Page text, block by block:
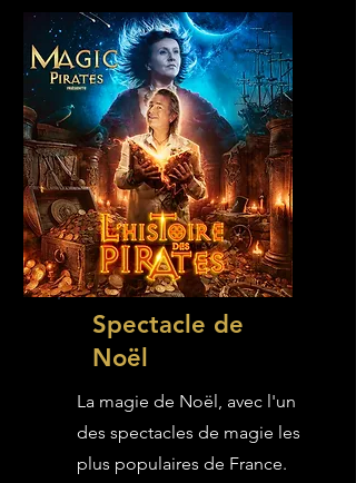
Spectacle de
Noël
La magie de Noël, avec l'un
des spectacles de magie les
plus populaires de France.